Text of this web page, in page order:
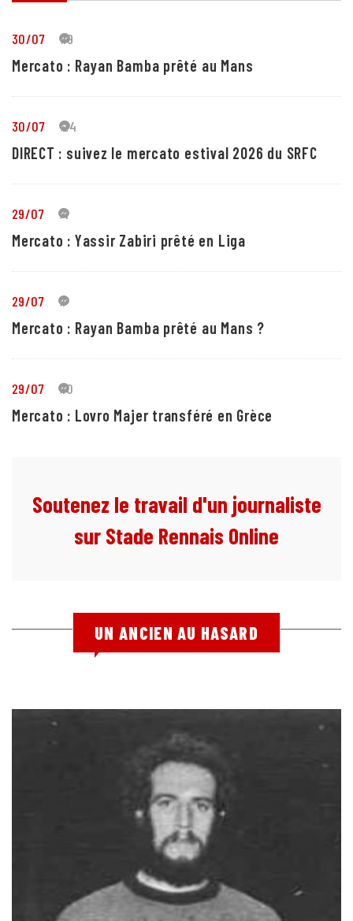
30/07 19
Mercato : Rayan Bamba prêté au Mans
30/07 24
DIRECT : suivez le mercato estival 2026 du SRFC
29/07 4
Mercato : Yassir Zabiri prêté en Liga
29/07 1
Mercato : Rayan Bamba prêté au Mans ?
29/07 10
Mercato : Lovro Majer transféré en Grèce
Soutenez le travail d'un journaliste
sur Stade Rennais Online
UN ANCIEN AU HASARD